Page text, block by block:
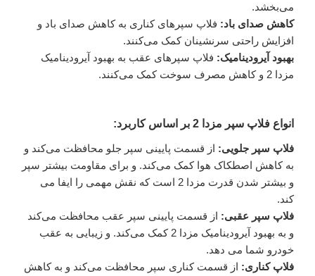
می‌بخشد.
کاهش صدای باد: فلاپ سپرهای کناری به کاهش صدای باد و
افزایش راحتی سرنشینان کمک می‌کنند.
بهبود آیرودینامیک: فلاپ سپرهای عقب به بهبود آیرودینامیک
مزدا 2 و کاهش مصرف سوخت کمک می‌کنند.
انواع فلاپ سپر مزدا 2 بر اساس کاربرد:
فلاپ سپر جلویی: از قسمت پایینی سپر جلو محافظت می‌کند و
به کاهش اصطکاک هوا کمک می‌کند. و برای مقاومت بیشتر سپر
و بیشتر شدن قدرت مزدا 2 است که نقش مهمی را ایفا می
کند.
فلاپ سپر عقبی: از قسمت پایینی سپر عقب محافظت می‌کند
و به بهبود آیرودینامیک مزدا 2 کمک می‌کند. و زیبایی به عقب
خودرو شما می دهد.
فلاپ کناری: از قسمت کناری سپر محافظت می‌کند و به کاهش